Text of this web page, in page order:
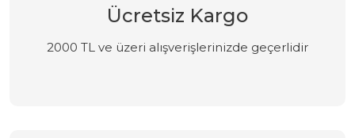
Ücretsiz Kargo
2000 TL ve üzeri alışverişlerinizde geçerlidir